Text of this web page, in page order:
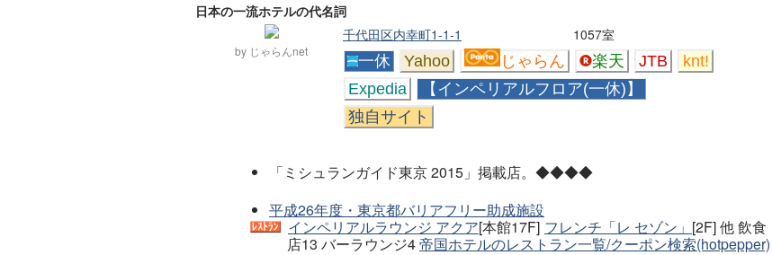
日本の一流ホテルの代名詞
by じゃらんnet
1057室
千代田区内幸町1-1-1
一休
Yahoo じゃらん 楽天 JTB
knt!
Expedia
【インペリアルフロア(一休)】
独自サイト
「ミシュランガイド東京 2015」掲載店。◆◆◆◆
平成26年度・東京都バリアフリー助成施設
インペリアルラウンジ アクア[本館17F] フレンチ「レ セゾン」 [2F] 他 飲食
店13 バーラウンジ4帝国ホテルのレストラン一覧/クーポン検索(hotpepper)